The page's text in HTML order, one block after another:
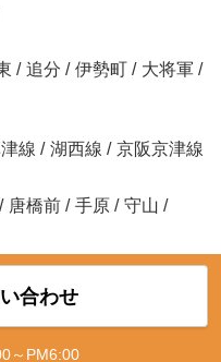
/ 追分 / 伊勢町 / 大将軍 /
線 / 湖西線 / 京阪京津線
/ 唐橋前 / 手原 / 守山 /
合わせ
～PM6:00